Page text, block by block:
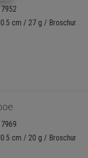
cm / 27 g / Broschur
cm / 20 g / Broschur